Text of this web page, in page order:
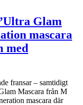
Glam
mascara
med
fransar – samtidigt
Mascara från M
mascara där